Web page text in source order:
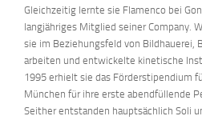
Gleichzeitig lernte sie Flamenco bei
langjähriges Mitglied seiner Company.
sie im Beziehungsfeld von Bildhauerei,
arbeiten und entwickelte kinetische
1995 erhielt sie das Förderstipendium
München für ihre erste abendfüllende
Seither entstanden hauptsächlich Soli